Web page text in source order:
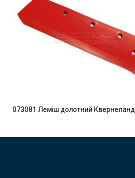
073081 Леміш долотний Квернеланд